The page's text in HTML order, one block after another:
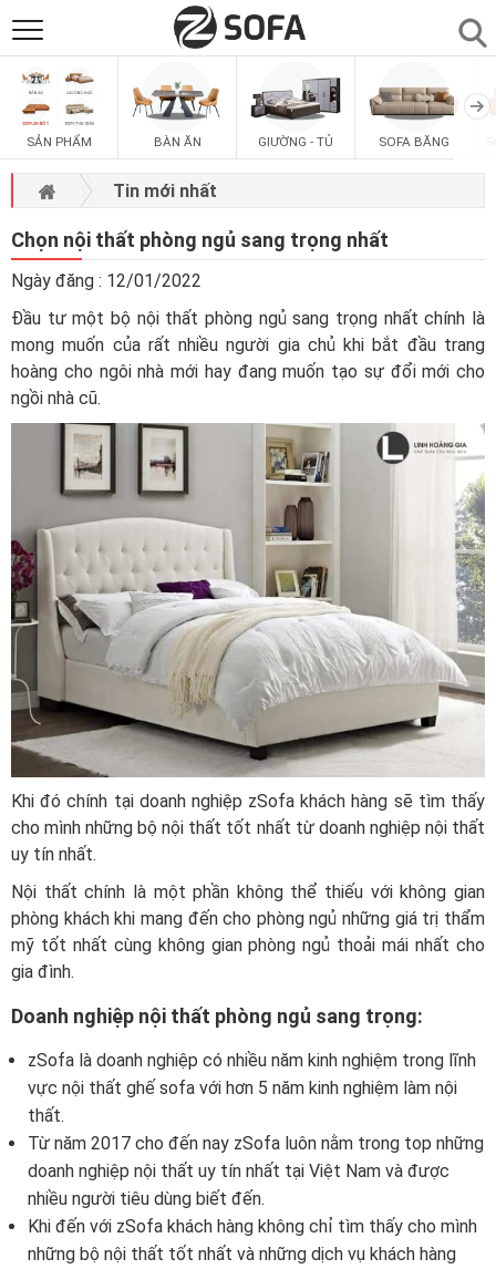
SẢN PHẨM
SOFAS
PHÒNG NGỦ
PHÒNG KHÁCH
LIÊN HỆ
SẢN PHẨM BÀN ĂN GIƯỜNG - TỦ SOFA BĂNG
Tin mới nhất
Chọn nội thất phòng ngủ sang trọng nhất
Ngày đăng : 12/01/2022
Đầu tư một bộ nội thất phòng ngủ sang trọng nhất chính là
mong muốn của rất nhiều người gia chủ khi bắt đầu trang
hoàng cho ngôi nhà mới hay đang muốn tạo sự đổi mới cho
ngồi nhà cũ.
Khi đó chính tại doanh nghiệp zSofa khách hàng sẽ tìm thấy
cho mình những bộ nội thất tốt nhất từ doanh nghiệp nội thất
uy tín nhất.
Nội thất chính là một phần không thể thiếu với không gian
phòng khách khi mang đến cho phòng ngủ những giá trị thẩm
mỹ tốt nhất cùng không gian phòng ngủ thoải mái nhất cho
gia đình.
Doanh nghiệp nội thất phòng ngủ sang trọng:
zSofa là doanh nghiệp có nhiều năm kinh nghiệm trong lĩnh
vực nội thất ghế sofa với hơn 5 năm kinh nghiệm làm nội
thất.
Từ năm 2017 cho đến nay zSofa luôn nằm trong top những
doanh nghiệp nội thất uy tín nhất tại Việt Nam và được
nhiều người tiêu dùng biết đến.
Khi đến với zSofa khách hàng không chỉ tìm thấy cho mình
những bộ nội thất tốt nhất và những dịch vụ khách hàng